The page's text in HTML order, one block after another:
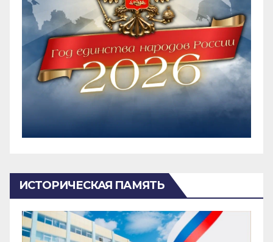
ИСТОРИЧЕСКАЯ ПАМЯТЬ